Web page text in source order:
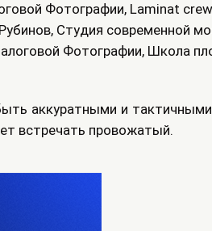
Фотографии, Laminat
Студия современной
Фотографии, Школа
аккуратными и тактичными
встречать провожатый.